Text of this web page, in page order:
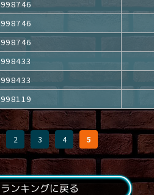
998746
998746
998746
998433
998433
998119
2 3 4 5
ランキングに戻る